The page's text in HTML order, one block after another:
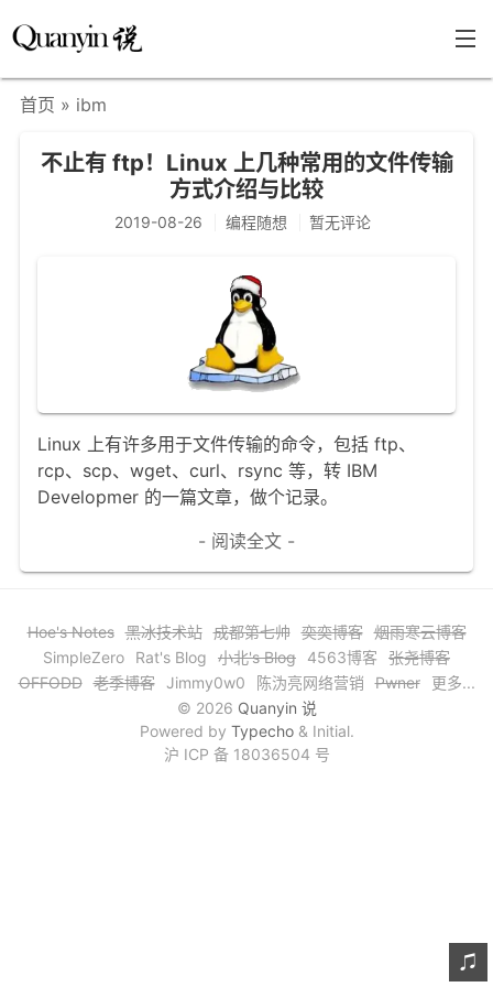
文章分类
瞎说杂谈
精华荟萃
福利共享
其他页面
关于
只言片语
谷歌站内搜索
友情链接
赞赏与支持
首页 » ibm
不止有 ftp！Linux 上几种常用的文件传输
方式介绍与比较
2019-08-26 编程随想 暂无评论
Linux 上有许多用于文件传输的命令，包括 ftp、
rcp、scp、wget、curl、rsync 等，转 IBM
Developmer 的一篇文章，做个记录。
- 阅读全文 -
Hoe's Notes 黑冰技术站 成都第七帅 奕奕博客 烟雨寒云博客
SimpleZero
Rat's Blog 小北's Blog 4563博客
张尧博客
OFFODD 老季博客 Jimmy0w0 陈沩亮网络营销 Pwner
更多...
© 2026 Quanyin 说
Powered by Typecho& Initial.
沪 ICP 备 18036504 号